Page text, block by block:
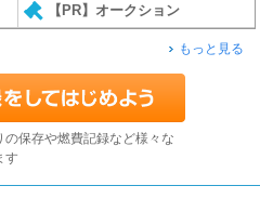
【PR】オークション
もっと見る
の保存や燃費記録など様々な
す